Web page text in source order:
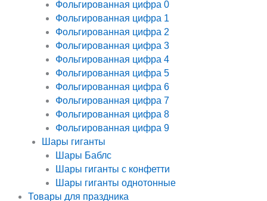
Фольгированная цифра 0
Фольгированная цифра 1
Фольгированная цифра 2
Фольгированная цифра 3
Фольгированная цифра 4
Фольгированная цифра 5
Фольгированная цифра 6
Фольгированная цифра 7
Фольгированная цифра 8
Фольгированная цифра 9
Шары гиганты
Шары Баблс
Шары гиганты с конфетти
Шары гиганты однотонные
Товары для праздника